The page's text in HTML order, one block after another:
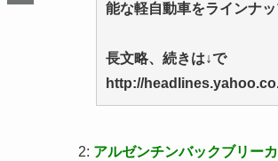
能な軽自動車をラインナ
長文略、続きは↓で
http://
2: アルゼンチンバックブリー